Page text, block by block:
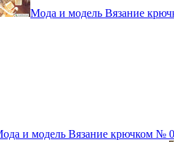
Мода и модель Вязание
и модель Вязание крючком №